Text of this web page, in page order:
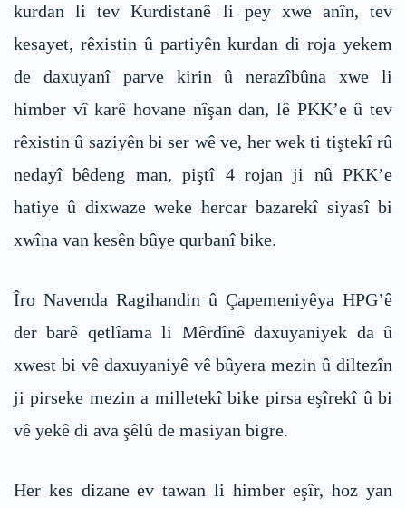
kurdan li tev Kurdistanê li pey xwe anîn, tev
kesayet, rêxistin û partiyên kurdan di roja yekem
de daxuyanî parve kirin û nerazîbûna xwe li
himber vî karê hovane nîşan dan, lê PKK’e û tev
rêxistin û saziyên bi ser wê ve, her wek ti tiştekî rû
nedayî bêdeng man, piştî 4 rojan ji nû PKK’e
hatiye û dixwaze weke hercar bazarekî siyasî bi
xwîna van kesên bûye qurbanî bike.
Îro Navenda Ragihandin û Çapemeniyêya HPG’ê
der barê qetlîama li Mêrdînê daxuyaniyek da û
xwest bi vê daxuyaniyê vê bûyera mezin û diltezîn
ji pirseke mezin a milletekî bike pirsa eşîrekî û bi
vê yekê di ava şêlû de masiyan bigre.
Her kes dizane ev tawan li himber eşîr, hoz yan